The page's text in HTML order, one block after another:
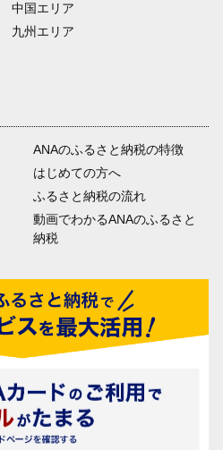
中国エリア
九州エリア
ANAのふるさと納税の特徴
はじめての方へ
ふるさと納税の流れ
動画でわかるANAのふるさと
納税